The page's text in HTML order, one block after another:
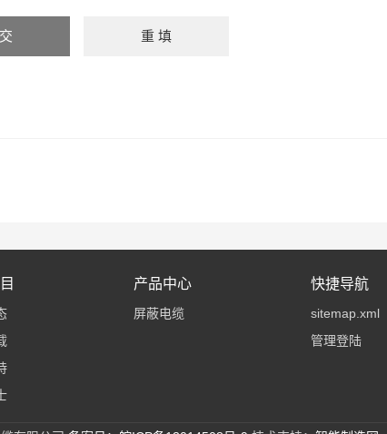
产品中心
屏蔽电缆
快捷导航
sitemap.xml
管理登陆